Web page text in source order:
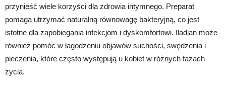
przynieść wiele korzyści dla zdrowia intymnego. Preparat
pomaga utrzymać naturalną równowagę bakteryjną, co jest
istotne dla zapobiegania infekcjom i dyskomfortowi. Iladian może
również pomóc w łagodzeniu objawów suchości, swędzenia i
pieczenia, które często występują u kobiet w różnych fazach
życia.